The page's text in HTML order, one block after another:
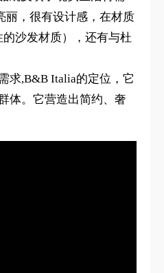
丽，很有设计感，在材质
沙发材质），还有与杜
求,B&B Italia的定位，它
体。它营造出简约、奢